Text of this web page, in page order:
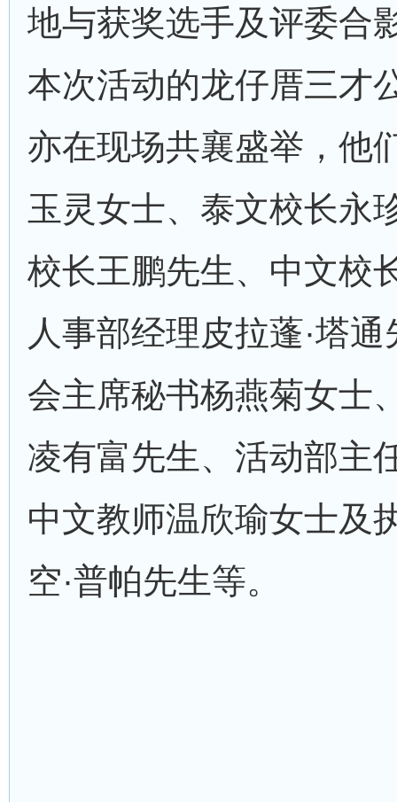
地与获奖选手及评委合
本次活动的龙仔厝三才
亦在现场共襄盛举，他
玉灵女士、泰文校长永
校长王鹏先生、中文校
人事部经理皮拉蓬·塔
会主席秘书杨燕菊女士
凌有富先生、活动部主
中文教师温欣瑜女士及
空·普帕先生等。